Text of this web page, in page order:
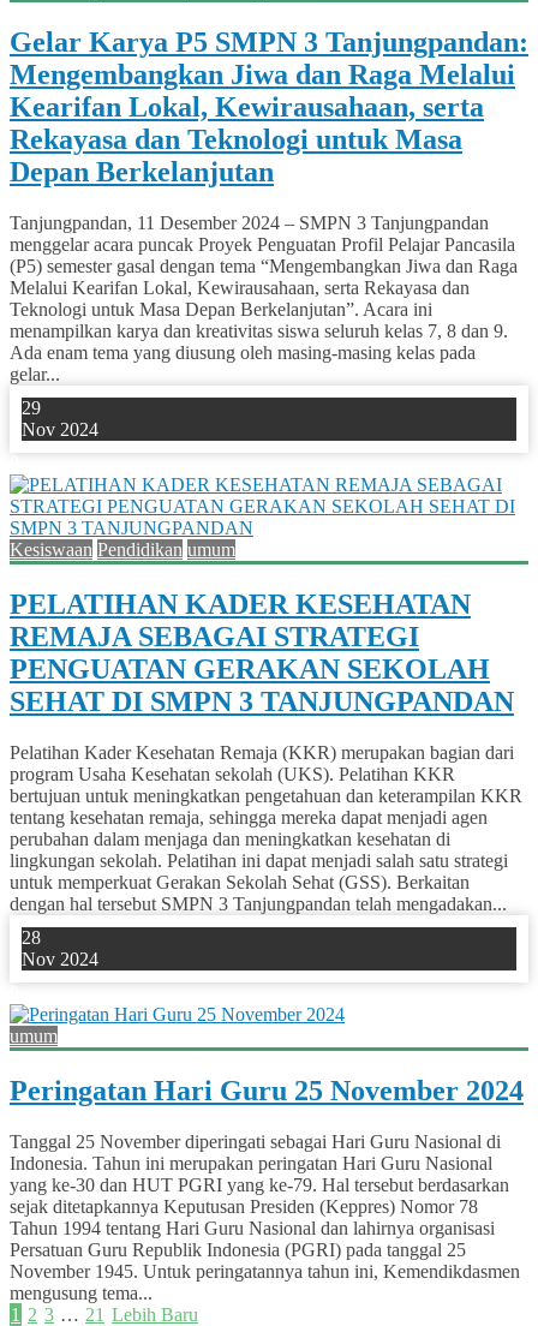
Gelar Karya P5 SMPN 3 Tanjungpandan:
Mengembangkan Jiwa dan Raga Melalui
Kearifan Lokal, Kewirausahaan, serta
Rekayasa dan Teknologi untuk Masa
Depan Berkelanjutan
Tanjungpandan, 11 Desember 2024 – SMPN 3 Tanjungpandan
menggelar acara puncak Proyek Penguatan Profil Pelajar Pancasila
(P5) semester gasal dengan tema “Mengembangkan Jiwa dan Raga
Melalui Kearifan Lokal, Kewirausahaan, serta Rekayasa dan
Teknologi untuk Masa Depan Berkelanjutan”. Acara ini
menampilkan karya dan kreativitas siswa seluruh kelas 7, 8 dan 9.
Ada enam tema yang diusung oleh masing-masing kelas pada
gelar...
29
Nov 2024
Kesiswaan Pendidikan umum
PELATIHAN KADER KESEHATAN
REMAJA SEBAGAI STRATEGI
PENGUATAN GERAKAN SEKOLAH
SEHAT DI SMPN 3 TANJUNGPANDAN
Pelatihan Kader Kesehatan Remaja (KKR) merupakan bagian dari
program Usaha Kesehatan sekolah (UKS). Pelatihan KKR
bertujuan untuk meningkatkan pengetahuan dan keterampilan KKR
tentang kesehatan remaja, sehingga mereka dapat menjadi agen
perubahan dalam menjaga dan meningkatkan kesehatan di
lingkungan sekolah. Pelatihan ini dapat menjadi salah satu strategi
untuk memperkuat Gerakan Sekolah Sehat (GSS). Berkaitan
dengan hal tersebut SMPN 3 Tanjungpandan telah mengadakan...
28
Nov 2024
umum
Peringatan Hari Guru 25 November 2024
Tanggal 25 November diperingati sebagai Hari Guru Nasional di
Indonesia. Tahun ini merupakan peringatan Hari Guru Nasional
yang ke-30 dan HUT PGRI yang ke-79. Hal tersebut berdasarkan
sejak ditetapkannya Keputusan Presiden (Keppres) Nomor 78
Tahun 1994 tentang Hari Guru Nasional dan lahirnya organisasi
Persatuan Guru Republik Indonesia (PGRI) pada tanggal 25
November 1945. Untuk peringatannya tahun ini, Kemendikdasmen
mengusung tema...
1 2 3 … 21 Lebih Baru